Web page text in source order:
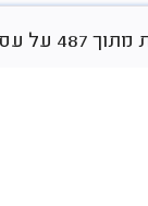
עסק זה: